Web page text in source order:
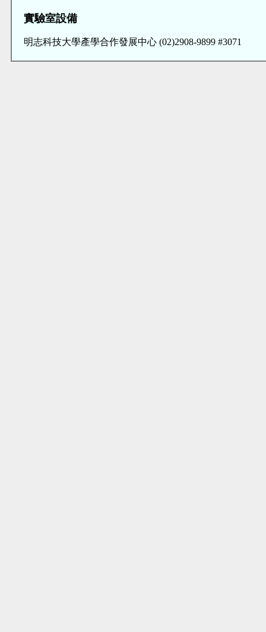
實驗室設備
明志科技大學產學合作發展中心 (02)2908-9899 #3071